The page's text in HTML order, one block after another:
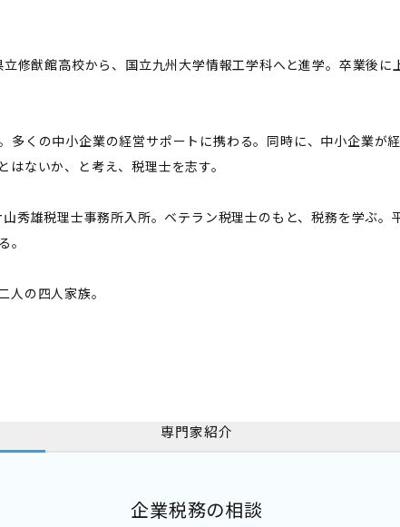
修猷館高校から、国立九州大学情報工学科へと進学。卒業後
多くの中小企業の経営サポートに携わる。同時に、中小企業が
ないか、と考え、税理士を志す。
秀雄税理士事務所入所。ベテラン税理士のもと、税務を学ぶ
。
の四人家族。
専門家紹介
企業税務の相談